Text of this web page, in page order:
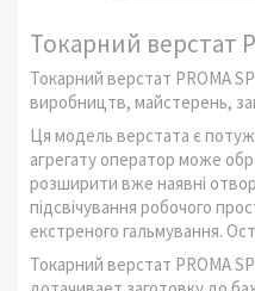
Токарний верстат
Токарний верстат PROMA
виробництв, майстерень,
Ця модель верстата є
агрегату оператор може
розширити вже наявні
підсвічування робочого
екстреного гальмування.
Токарний верстат PROMA